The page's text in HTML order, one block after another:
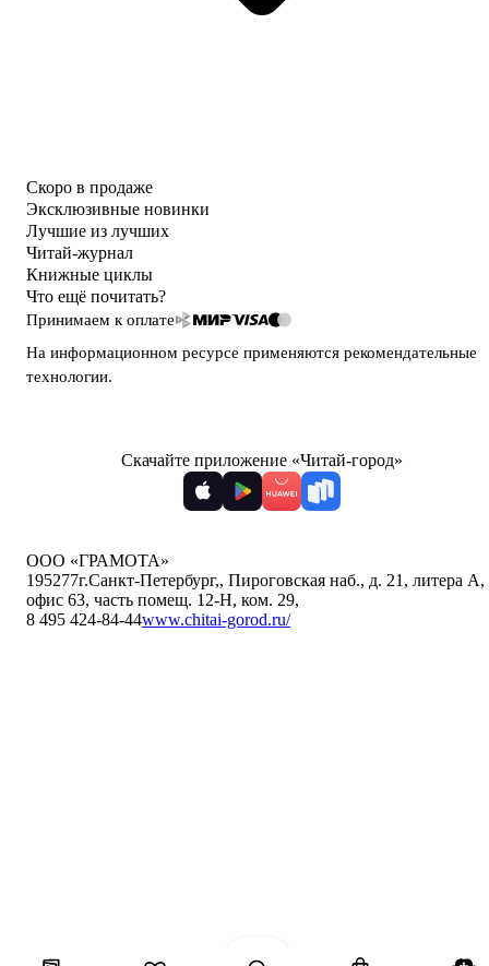
Скоро в продаже
Эксклюзивные новинки
Лучшие из лучших
Читай-журнал
Книжные циклы
Что ещё почитать?
Принимаем к оплате
На информационном ресурсе применяются рекомендательные
технологии.
Скачайте приложение «Читай-город»
ООО «ГРАМОТА»
195277г.Санкт-Петербург,, Пироговская наб., д. 21, литера А,
офис 63, часть помещ. 12-Н, ком. 29,
8 495 424-84-44www.chitai-gorod.ru/